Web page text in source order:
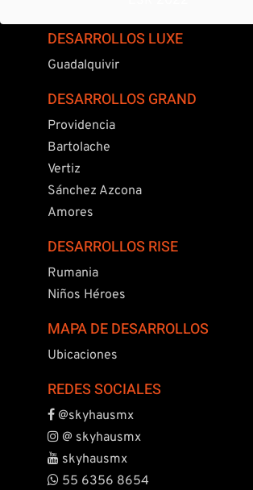
DESARROLLOS LUXE
Guadalquivir
DESARROLLOS GRAND
Providencia
Bartolache
Vertiz
Sánchez Azcona
Amores
DESARROLLOS RISE
Rumania
Niños Héroes
MAPA DE DESARROLLOS
Ubicaciones
REDES SOCIALES
@skyhausmx
@ skyhausmx
skyhausmx
55 6356 8654